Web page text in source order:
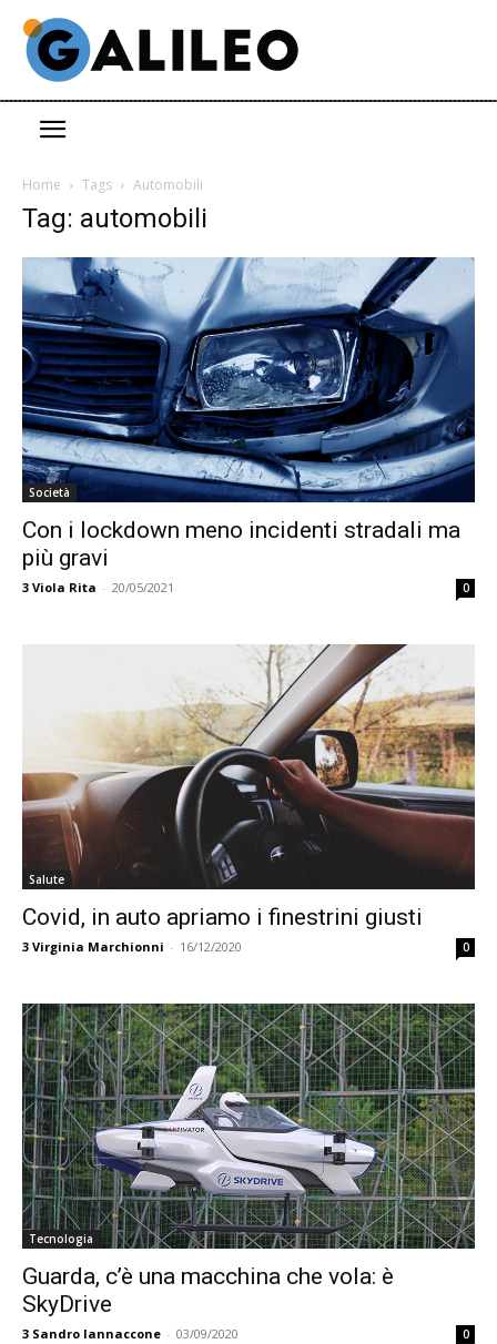
Home Tags Automobili
Tag: automobili
Società
Con i lockdown meno incidenti stradali ma
più gravi
3 Viola Rita - 20/05/2021 0
Salute
Covid, in auto apriamo i finestrini giusti
3 Virginia Marchionni - 16/12/2020 0
Tecnologia
Guarda, c’è una macchina che vola: è
SkyDrive
3 Sandro Iannaccone - 03/09/2020 0